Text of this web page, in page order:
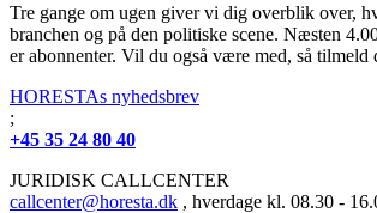
Tre gange om ugen giver vi dig overblik over,
branchen og på den politiske scene. Næsten
er abonnenter. Vil du også være med, så tilmeld
HORESTAs nyhedsbrev
;
+45 35 24 80 40
JURIDISK CALLCENTER
callcenter@horesta.dk , hverdage kl. 08.30 -